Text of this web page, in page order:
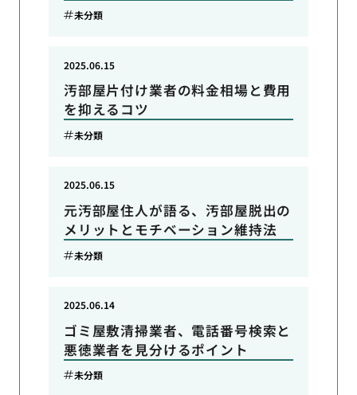
未分類
汚部屋片付け業者の料金相場と費用
を抑えるコツ
2025.06.15
未分類
元汚部屋住人が語る、汚部屋脱出の
メリットとモチベーション維持法
2025.06.15
未分類
ゴミ屋敷清掃業者、電話番号検索と
悪徳業者を見分けるポイント
2025.06.14
未分類